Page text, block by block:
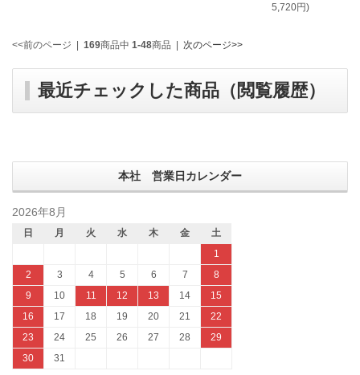
5,720円)
<<前のページ | 169商品中 1-48商品 | 次のページ>>
最近チェックした商品（閲覧履歴）
本社 営業日カレンダー
2026年8月
日 月 火 水 木 金
土
1
2
3 4 5 6 7
8
9
10 11 12 13 14
15
16
17 18 19 20 21
22
23
24 25 26 27 28
29
30
31